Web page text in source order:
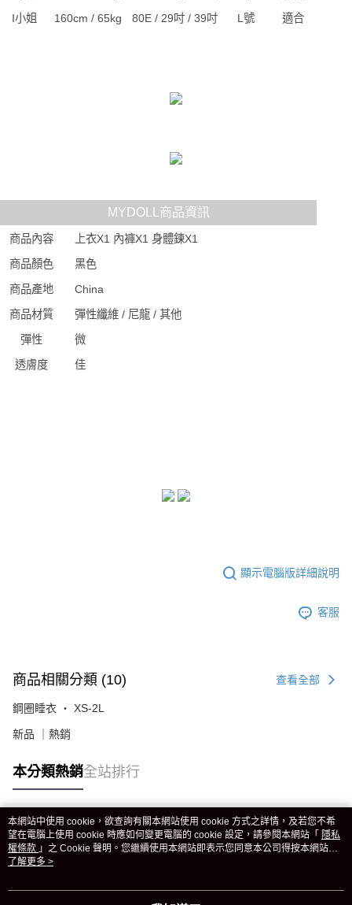
I小姐
160cm / 65kg 80E / 29吋 / 39吋 L號 適合
MYDOLL商品資訊
商品內容
上衣X1 內褲X1 身體鍊X1
商品顏色
黑色
商品產地
China
商品材質
彈性纖維 / 尼龍 / 其他
彈性
微
透膚度
佳
顯示電腦版詳細說明
客服
商品相關分類 (10) 查看全部
鋼圈睡衣 ‧ XS-2L
新品 ｜熱銷
本分類熱銷全站排行
熱門標籤
本網站中使用 cookie，欲查詢有關本網站使用 cookie 方式之詳情，及若您不希
望在電腦上使用 cookie 時應如何變更電腦的 cookie 設定，請參閱本網站「 隱私
權條款 」之 Cookie 聲明。您繼續使用本網站即表示您同意本公司得按本網站使
用條款之 Cookie 聲明使用 cookie。
了解更多 >